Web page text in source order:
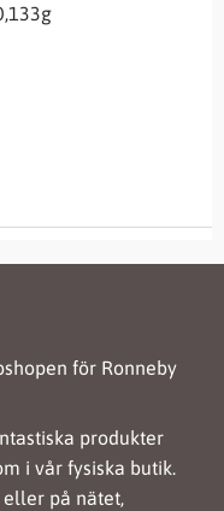
för Ronneby
produkter
i vår fysiska butik.
på nätet,